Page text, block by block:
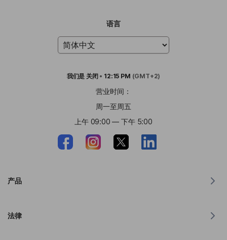
语言
我们是 关闭 • 12:15 PM (GMT+2)
营业时间：
周一至周五
上午 09:00 — 下午 5:00
产品
法律